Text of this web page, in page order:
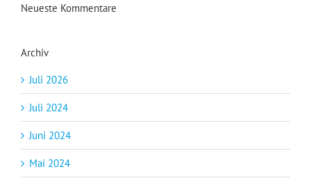
Neueste Kommentare
Archiv
Juli 2026
Juli 2024
Juni 2024
Mai 2024